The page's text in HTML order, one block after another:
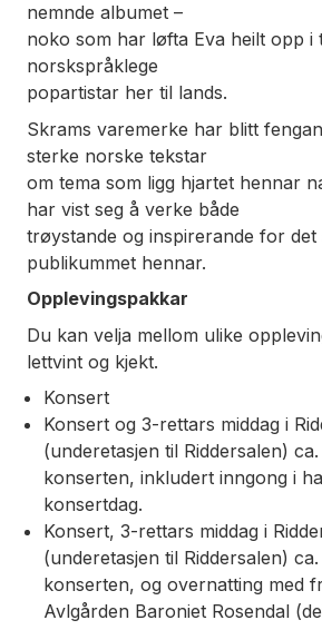
nemnde albumet –
noko som har løfta Eva heilt opp i
norskspråklege
popartistar her til lands.
Skrams varemerke har blitt
sterke norske tekstar
om tema som ligg hjartet hennar
har vist seg å verke både
trøystande og inspirerande for det
publikummet hennar.
Opplevingspakkar
Du kan velja mellom ulike
lettvint og kjekt.
Konsert
Konsert og 3-rettars middag i
(underetasjen til Riddersalen)
konserten, inkludert inngong i
konsertdag.
Konsert, 3-rettars middag i
(underetasjen til Riddersalen)
konserten, og overnatting med
Avlgården Baroniet Rosendal